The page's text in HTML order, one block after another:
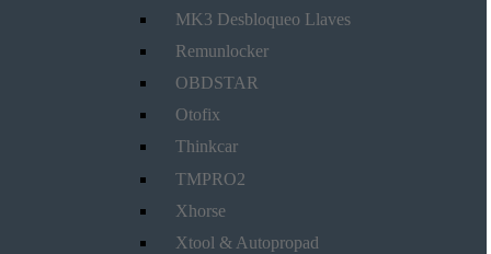
MK3 Desbloqueo Llaves
Remunlocker
OBDSTAR
Otofix
Thinkcar
TMPRO2
Xhorse
Xtool & Autopropad